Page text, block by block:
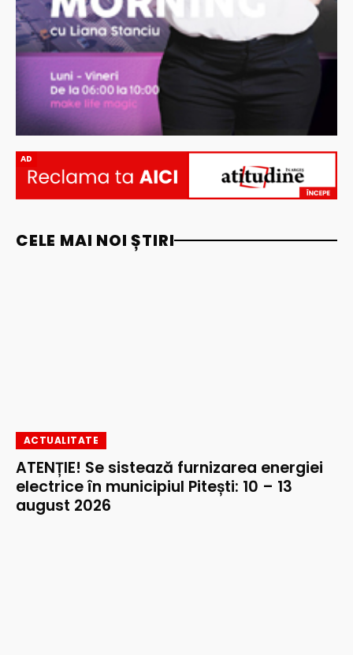
AD
CELE MAI NOI ȘTIRI
ACTUALITATE
ATENȚIE! Se sistează furnizarea energiei
electrice în municipiul Pitești: 10 – 13
august 2026